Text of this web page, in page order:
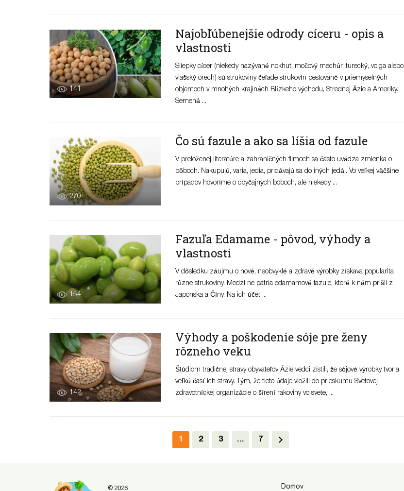
141
Najobľúbenejšie odrody cíceru - opis a
vlastnosti
Sliepky cícer (niekedy nazývané nokhut, močový mechúr, turecký, volga alebo
vlašský orech) sú strukoviny čeľade strukovín pestované v priemyselných
objemoch v mnohých krajinách Blízkeho východu, Strednej Ázie a Ameriky.
Semená ...
270
Čo sú fazule a ako sa líšia od fazule
V preloženej literatúre a zahraničných filmoch sa často uvádza zmienka o
bôboch. Nakupujú, varia, jedia, pridávajú sa do iných jedál. Vo veľkej väčšine
prípadov hovoríme o obyčajných boboch, ale niekedy ...
154
Fazuľa Edamame - pôvod, výhody a
vlastnosti
V dôsledku záujmu o nové, neobvyklé a zdravé výrobky získava popularita
rôzne strukoviny. Medzi ne patria edamamové fazule, ktoré k nám prišli z
Japonska a Číny. Na ich účet ...
142
Výhody a poškodenie sóje pre ženy
rôzneho veku
Štúdiom tradičnej stravy obyvateľov Ázie vedci zistili, že sójové výrobky tvoria
veľkú časť ich stravy. Tým, že tieto údaje vložili do prieskumu Svetovej
zdravotníckej organizácie o šírení rakoviny vo svete, ...
1 2 3 … 7
© 2026
Domov